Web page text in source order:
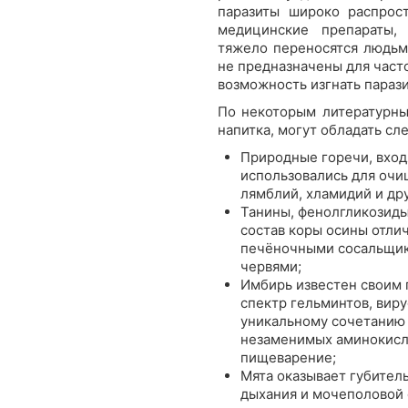
паразиты широко
медицинские
тяжело переносятся
не предназначены для
возможность изгнать
По некоторым
напитка, могут обладать
Природные горечи,
использовались для
лямблий, хламидий и
Танины,
состав коры осины
печёночными
червями;
Имбирь известен
спектр гельминтов,
уникальному
незаменимых
пищеварение;
Мята оказывает
дыхания и мочеполовой